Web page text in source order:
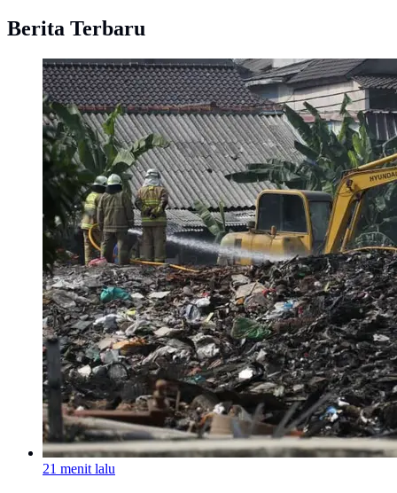
Berita Terbaru
21 menit lalu